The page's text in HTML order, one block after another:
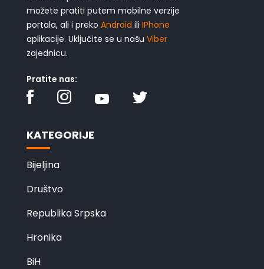
možete pratiti putem mobilne verzije
portala, ali i preko Android ili IPhone
aplikacije. Uključite se u našu Viber
zajednicu.
Pratite nas:
KATEGORIJE
Bijeljina
Društvo
Republika Srpska
Hronika
BiH